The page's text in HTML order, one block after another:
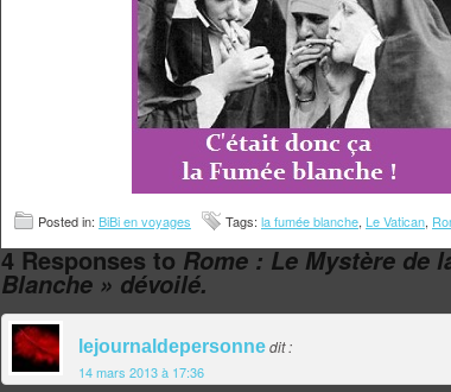
Posted in: BiBi en voyages Tags: la fumée blanche, Le Vatican,
4 Responses toRome : Le Mystère de
Blanche » dévoilé.
lejournaldepersonnedit :
14 mars 2013 à 17:36